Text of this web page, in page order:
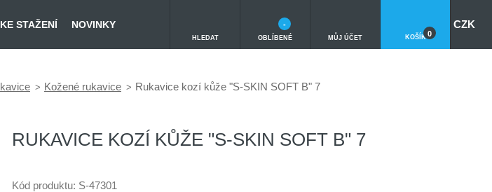
KE STAŽENÍ NOVINKY
HLEDAT OBLÍBENÉ
-
MŮJ ÚČET KOŠÍK 0
CZK
Kožené rukavice Rukavice kozí kůže "S-SKIN SOFT B" 7
RUKAVICE KOZÍ KŮŽE "S-SKIN SOFT B" 7
Kód produktu: S-47301